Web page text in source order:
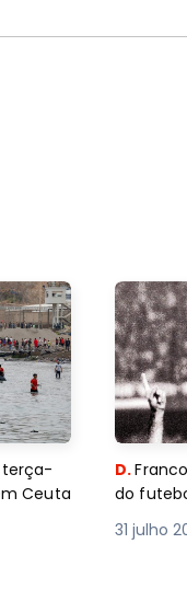
terça-
Ceuta
D.
do
31 julho